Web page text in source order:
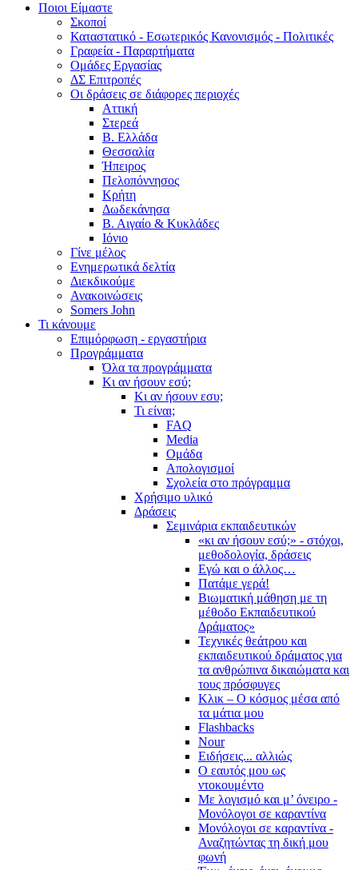
Ποιοι Είμαστε
Σκοποί
Καταστατικό - Εσωτερικός Κανονισμός - Πολιτικές
Γραφεία - Παραρτήματα
Ομάδες Εργασίας
ΔΣ Επιτροπές
Οι δράσεις σε διάφορες περιοχές
Αττική
Στερεά
Β. Ελλάδα
Θεσσαλία
Ήπειρος
Πελοπόννησος
Κρήτη
Δωδεκάνησα
Β. Αιγαίο & Κυκλάδες
Ιόνιο
Γίνε μέλος
Ενημερωτικά δελτία
Διεκδικούμε
Ανακοινώσεις
Somers John
Τι κάνουμε
Επιμόρφωση - εργαστήρια
Προγράμματα
Όλα τα προγράμματα
Κι αν ήσουν εσύ;
Κι αν ήσουν εσυ;
Τι είναι;
FAQ
Media
Ομάδα
Απολογισμοί
Σχολεία στο πρόγραμμα
Χρήσιμο υλικό
Δράσεις
Σεμινάρια εκπαιδευτικών
«κι αν ήσουν εσύ;» - στόχοι,
μεθοδολογία, δράσεις
Εγώ και ο άλλος…
Πατάμε γερά!
Βιωματική μάθηση με τη
μέθοδο Εκπαιδευτικού
Δράματος»
Τεχνικές θεάτρου και
εκπαιδευτικού δράματος για
τα ανθρώπινα δικαιώματα και
τους πρόσφυγες
Κλικ – Ο κόσμος μέσα από
τα μάτια μου
Flashbacks
Nour
Ειδήσεις... αλλιώς
Ο εαυτός μου ως
ντοκουμέντο
Με λογισμό και μ’ όνειρο -
Μονόλογοι σε καραντίνα
Μονόλογοι σε καραντίνα -
Αναζητώντας τη δική μου
φωνή